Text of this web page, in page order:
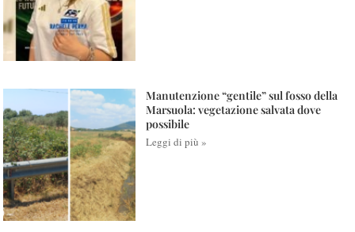
Manutenzione “gentile” sul fosso della
Marsuola: vegetazione salvata dove
possibile
Leggi di più »